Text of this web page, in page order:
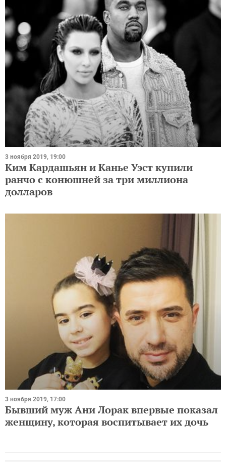
3 ноября 2019, 19:00
Ким Кардашьян и Канье Уэст купили
ранчо с конюшней за три миллиона
долларов
3 ноября 2019, 17:00
Бывший муж Ани Лорак впервые показал
женщину, которая воспитывает их дочь